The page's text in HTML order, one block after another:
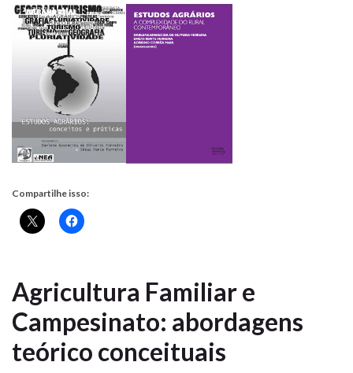
Compartilhe isso:
Agricultura Familiar e
Campesinato: abordagens
teórico conceituais